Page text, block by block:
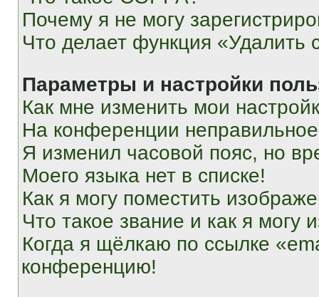
Почему я не могу
Что делает функция «Удалить
Параметры и настройки
Как мне изменить мои
На конференции
Я изменил часовой пояс, но
Моего языка нет в списке!
Как я могу поместить
Что такое звание и как я могу
Когда я щёлкаю по ссылке
конференцию!